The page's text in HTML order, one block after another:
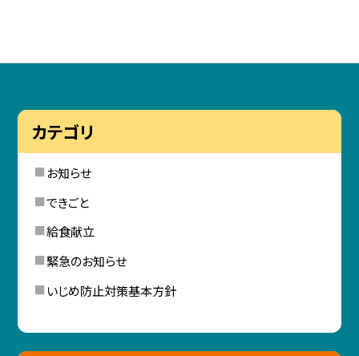
カテゴリ
お知らせ
できごと
給食献立
緊急のお知らせ
いじめ防止対策基本方針